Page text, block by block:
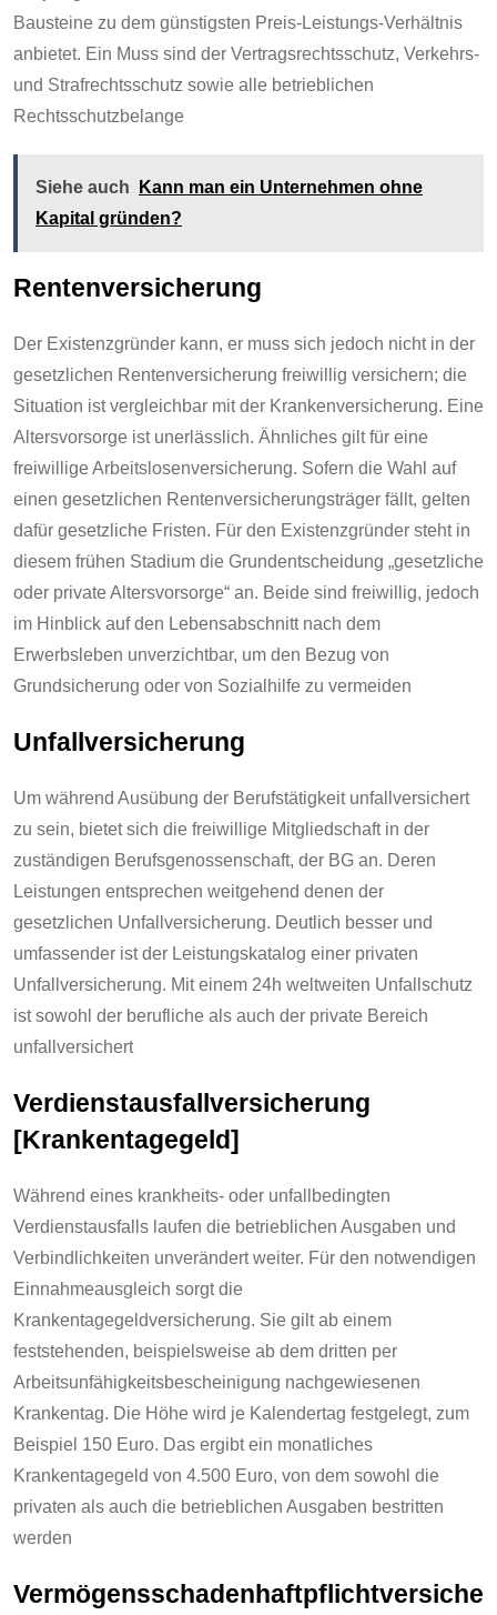
Bausteine zu dem günstigsten Preis-Leistungs-Verhältnis
anbietet. Ein Muss sind der Vertragsrechtsschutz, Verkehrs-
und Strafrechtsschutz sowie alle betrieblichen
Rechtsschutzbelange
Siehe auch
Kann man ein Unternehmen ohne
Kapital gründen?
Rentenversicherung
Der Existenzgründer kann, er muss sich jedoch nicht in der
gesetzlichen Rentenversicherung freiwillig versichern; die
Situation ist vergleichbar mit der Krankenversicherung. Eine
Altersvorsorge ist unerlässlich. Ähnliches gilt für eine
freiwillige Arbeitslosenversicherung. Sofern die Wahl auf
einen gesetzlichen Rentenversicherungsträger fällt, gelten
dafür gesetzliche Fristen. Für den Existenzgründer steht in
diesem frühen Stadium die Grundentscheidung „gesetzliche
oder private Altersvorsorge“ an. Beide sind freiwillig, jedoch
im Hinblick auf den Lebensabschnitt nach dem
Erwerbsleben unverzichtbar, um den Bezug von
Grundsicherung oder von Sozialhilfe zu vermeiden
Unfallversicherung
Um während Ausübung der Berufstätigkeit unfallversichert
zu sein, bietet sich die freiwillige Mitgliedschaft in der
zuständigen Berufsgenossenschaft, der BG an. Deren
Leistungen entsprechen weitgehend denen der
gesetzlichen Unfallversicherung. Deutlich besser und
umfassender ist der Leistungskatalog einer privaten
Unfallversicherung. Mit einem 24h weltweiten Unfallschutz
ist sowohl der berufliche als auch der private Bereich
unfallversichert
Verdienstausfallversicherung
[Krankentagegeld]
Während eines krankheits- oder unfallbedingten
Verdienstausfalls laufen die betrieblichen Ausgaben und
Verbindlichkeiten unverändert weiter. Für den notwendigen
Einnahmeausgleich sorgt die
Krankentagegeldversicherung. Sie gilt ab einem
feststehenden, beispielsweise ab dem dritten per
Arbeitsunfähigkeitsbescheinigung nachgewiesenen
Krankentag. Die Höhe wird je Kalendertag festgelegt, zum
Beispiel 150 Euro. Das ergibt ein monatliches
Krankentagegeld von 4.500 Euro, von dem sowohl die
privaten als auch die betrieblichen Ausgaben bestritten
werden
Vermögensschadenhaftpflichtversiche